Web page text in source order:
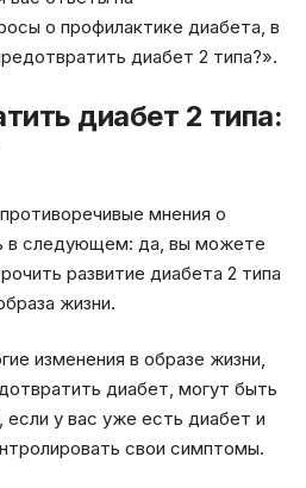
о профилактике диабета, в
диабет 2 типа?».
диабет 2 типа:
мнения о
в следующем: да, вы можете
развитие диабета 2 типа
жизни.
изменения в образе жизни,
диабет, могут быть
если у вас уже есть диабет и
свои симптомы.